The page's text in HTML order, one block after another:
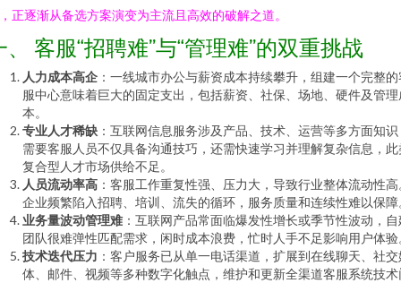
正逐渐从备选方案演变为主流且高效的破解之道。
、 客服“招聘难”与“管理难”的双重挑战
人力成本高企 ：一线城市办公与薪资成本持续攀升，组建一个完整的
服中心意味着巨大的固定支出，包括薪资、社保、场地、硬件及管理
本。
专业人才稀缺 ：互联网信息服务涉及产品、技术、运营等多方面知识
需要客服人员不仅具备沟通技巧，还需快速学习并理解复杂信息，此
复合型人才市场供给不足。
人员流动率高 ：客服工作重复性强、压力大，导致行业整体流动性高
企业频繁陷入招聘、培训、流失的循环，服务质量和连续性难以保障
业务量波动管理难 ：互联网产品常面临爆发性增长或季节性波动，
团队很难弹性匹配需求，闲时成本浪费，忙时人手不足影响用户体验
技术迭代压力 ：客户服务已从单一电话渠道，扩展到在线聊天、社交
体、邮件、视频等多种数字化触点，维护和更新全渠道客服系统技术